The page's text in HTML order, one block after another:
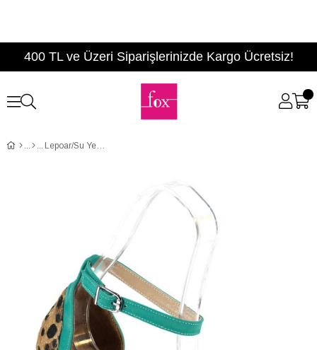
400 TL ve Üzeri Siparişlerinizde Kargo Ücretsiz!
Lepoar/Su Yeşili Kadın Topuklu Ayakkabı B922113802